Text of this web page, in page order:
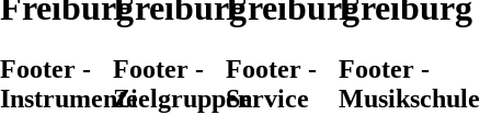
Footer -
Instrumente
Footer -
Zielgruppen
Footer -
Service
Footer -
Musikschule